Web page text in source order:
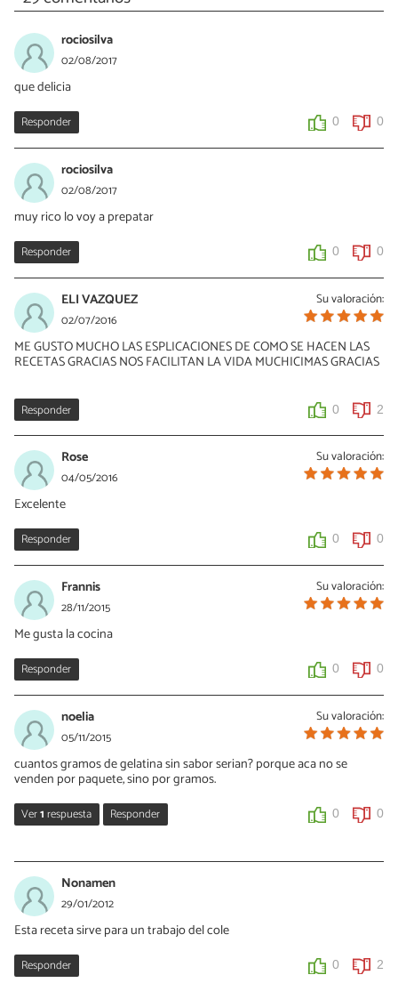
rociosilva
02/08/2017
que delicia
Responder 0 0
rociosilva
02/08/2017
muy rico lo voy a prepatar
Responder 0 0
Su valoración:
ELI VAZQUEZ
02/07/2016
ME GUSTO MUCHO LAS ESPLICACIONES DE COMO SE HACEN LAS
RECETAS GRACIAS NOS FACILITAN LA VIDA MUCHICIMAS GRACIAS
Responder 0 2
Su valoración:
Rose
04/05/2016
Excelente
Responder 0 0
Su valoración:
Frannis
28/11/2015
Me gusta la cocina
Responder 0 0
Su valoración:
noelia
05/11/2015
cuantos gramos de gelatina sin sabor serian? porque aca no se
venden por paquete, sino por gramos.
Ver1respuesta Responder 0 0
06/11/2015
Hola Noelia, cada sobre es de 7 gramos.
Nonamen
29/01/2012
Esta receta sirve para un trabajo del cole
Responder 0 2